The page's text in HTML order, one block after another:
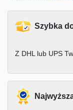
Szybka
Z DHL lub UPS